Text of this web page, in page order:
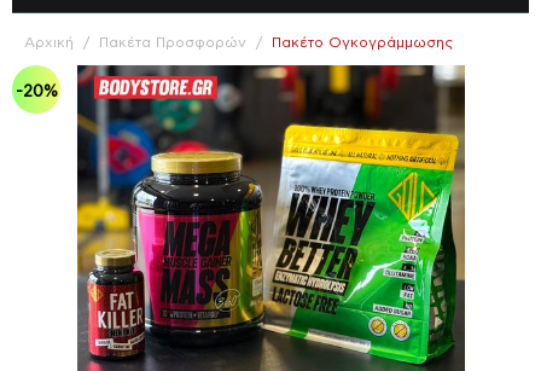
Αρχική / Πακέτα Προσφορών / Πακέτο Ογκογράμμωσης
-20%